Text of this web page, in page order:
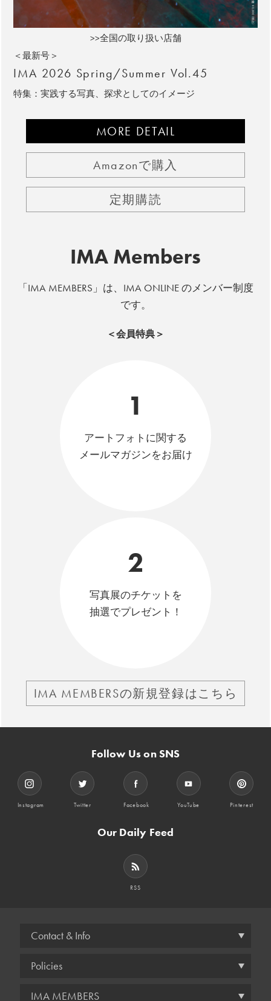
>>全国の取り扱い店舗
＜最新号＞
IMA 2026 Spring/Summer Vol.45
特集：実践する写真、探求としてのイメージ
MORE DETAIL
Amazonで購入
定期購読
IMA Members
「IMA MEMBERS」は、IMA ONLINE のメンバー制度
です。
＜会員特典＞
1
アートフォトに関する
メールマガジンをお届け
2
写真展のチケットを
抽選でプレゼント！
IMA MEMBERSの新規登録はこちら
Follow Us on SNS
Instagram Twitter Facebook YouTube Pinterest
Our Daily Feed
RSS
Contact & Info
Policies
IMA MEMBERS